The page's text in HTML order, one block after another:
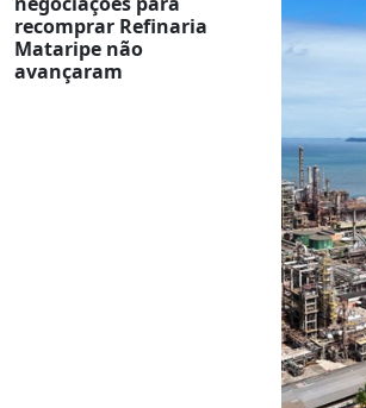
recomprar Refinaria
Mataripe não
avançaram